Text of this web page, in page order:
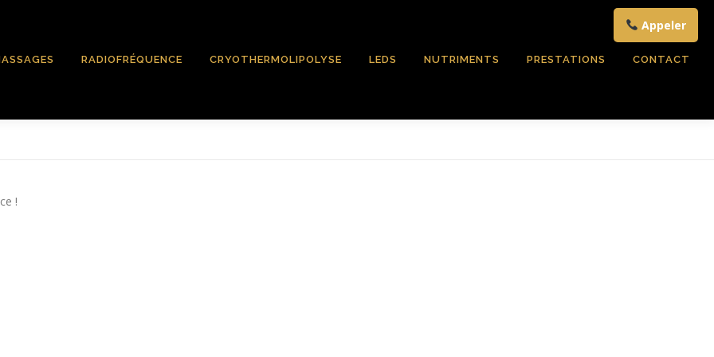
Appeler
RADIOFRÉQUENCE CRYOTHERMOLIPOLYSE LEDS NUTRIMENTS PRESTATIONS CONTACT
!